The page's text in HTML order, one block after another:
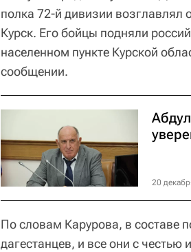
полка 72-й дивизии возглавлял
Курск. Его бойцы подняли
населенном пункте Курской
сообщении.
20
По словам Карурова, в составе
дагестанцев, и все они с